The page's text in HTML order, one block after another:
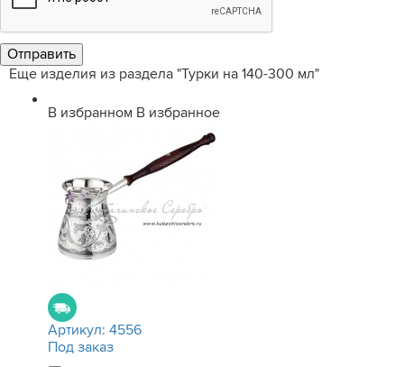
Еще изделия из раздела "Турки на 140-300 мл"
В избранном В избранное
Артикул: 4556
Под заказ